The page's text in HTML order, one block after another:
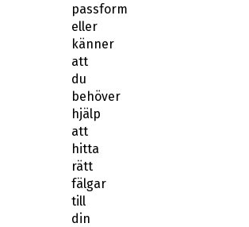
passform
eller
känner
att
du
behöver
hjälp
att
hitta
rätt
fälgar
till
din